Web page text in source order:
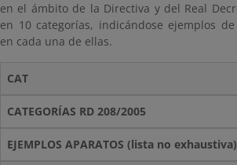
en el ámbito de la Directiva y del Real
en 10 categorías, indicándose ejemplos
en cada una de ellas.
CAT
CATEGORÍAS RD 208/2005
EJEMPLOS APARATOS (lista no exhaustiva)